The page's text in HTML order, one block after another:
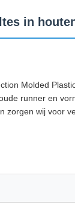
in
Molded
runner en
zorgen wij voor